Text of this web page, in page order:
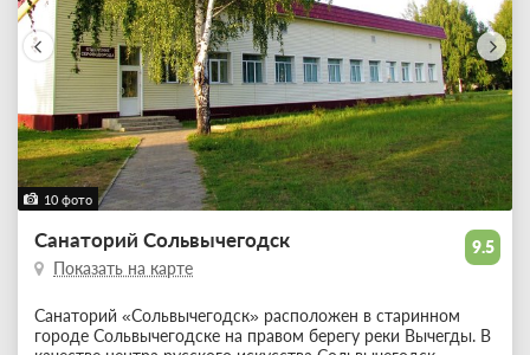
10 фото
9.5
Санаторий Сольвычегодск
Показать на карте
Санаторий «Сольвычегодск» расположен в старинном
городе Сольвычегодске на правом берегу реки Вычегды. В